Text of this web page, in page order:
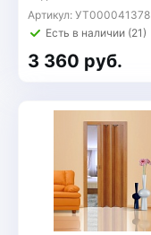
Артикул: УТ000041378
Есть в наличии (21)
3 360 руб.